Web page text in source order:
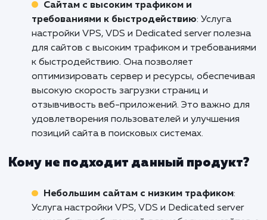
развертыванием веб-проектов. Это
им полностью контролировать серверное
окружение и ресурсы, улучшая
производительность и масштабируемость
приложений. Также это дает возможность
специально под требования проектов.
Онлайн-магазинам и электронной
Dedicated server является полезной для
Она обеспечивает высокую
производительность и надежность